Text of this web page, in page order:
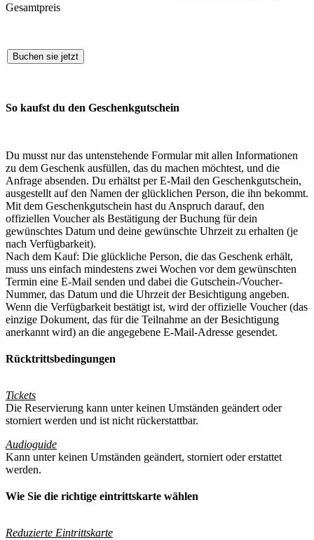
Gesamtpreis
Buchen sie jetzt
So kaufst du den Geschenkgutschein
Du musst nur das untenstehende Formular mit allen Informationen
zu dem Geschenk ausfüllen, das du machen möchtest, und die
Anfrage absenden. Du erhältst per E-Mail den Geschenkgutschein,
ausgestellt auf den Namen der glücklichen Person, die ihn bekommt.
Mit dem Geschenkgutschein hast du Anspruch darauf, den
offiziellen Voucher als Bestätigung der Buchung für dein
gewünschtes Datum und deine gewünschte Uhrzeit zu erhalten (je
nach Verfügbarkeit).
Nach dem Kauf: Die glückliche Person, die das Geschenk erhält,
muss uns einfach mindestens zwei Wochen vor dem gewünschten
Termin eine E-Mail senden und dabei die Gutschein-/Voucher-
Nummer, das Datum und die Uhrzeit der Besichtigung angeben.
Wenn die Verfügbarkeit bestätigt ist, wird der offizielle Voucher (das
einzige Dokument, das für die Teilnahme an der Besichtigung
anerkannt wird) an die angegebene E-Mail-Adresse gesendet.
Rücktrittsbedingungen
Tickets
Die Reservierung kann unter keinen Umständen geändert oder
storniert werden und ist nicht rückerstattbar.
Audioguide
Kann unter keinen Umständen geändert, storniert oder erstattet
werden.
Wie Sie die richtige eintrittskarte wählen
Reduzierte Eintrittskarte